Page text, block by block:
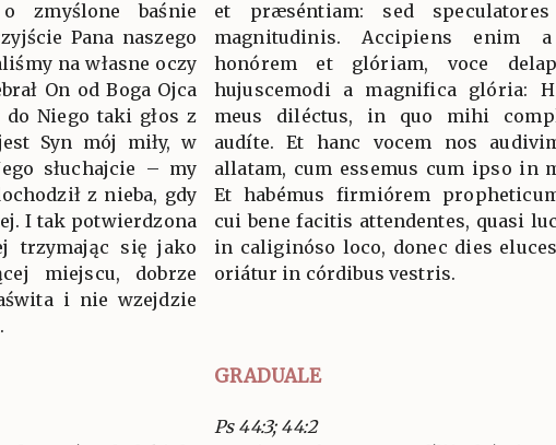
zmyślone baśnie
Pana naszego
na własne oczy
On od Boga Ojca
do Niego taki głos z
Syn mój miły, w
słuchajcie – my
z nieba, gdy
I tak potwierdzona
trzymając się jako
miejscu, dobrze
i nie wzejdzie
et præséntiam: sed
magnitudinis. Accipiens enim
honórem et glóriam, voce
hujuscemodi a magnifica glória:
meus diléctus, in quo mihi
audíte. Et hanc vocem nos
allatam, cum essemus cum ipso in
Et habémus firmiórem
cui bene facitis attendentes, quasi
in caliginóso loco, donec dies
oriátur in córdibus vestris.
GRADUALE
Ps 44:3; 44:2